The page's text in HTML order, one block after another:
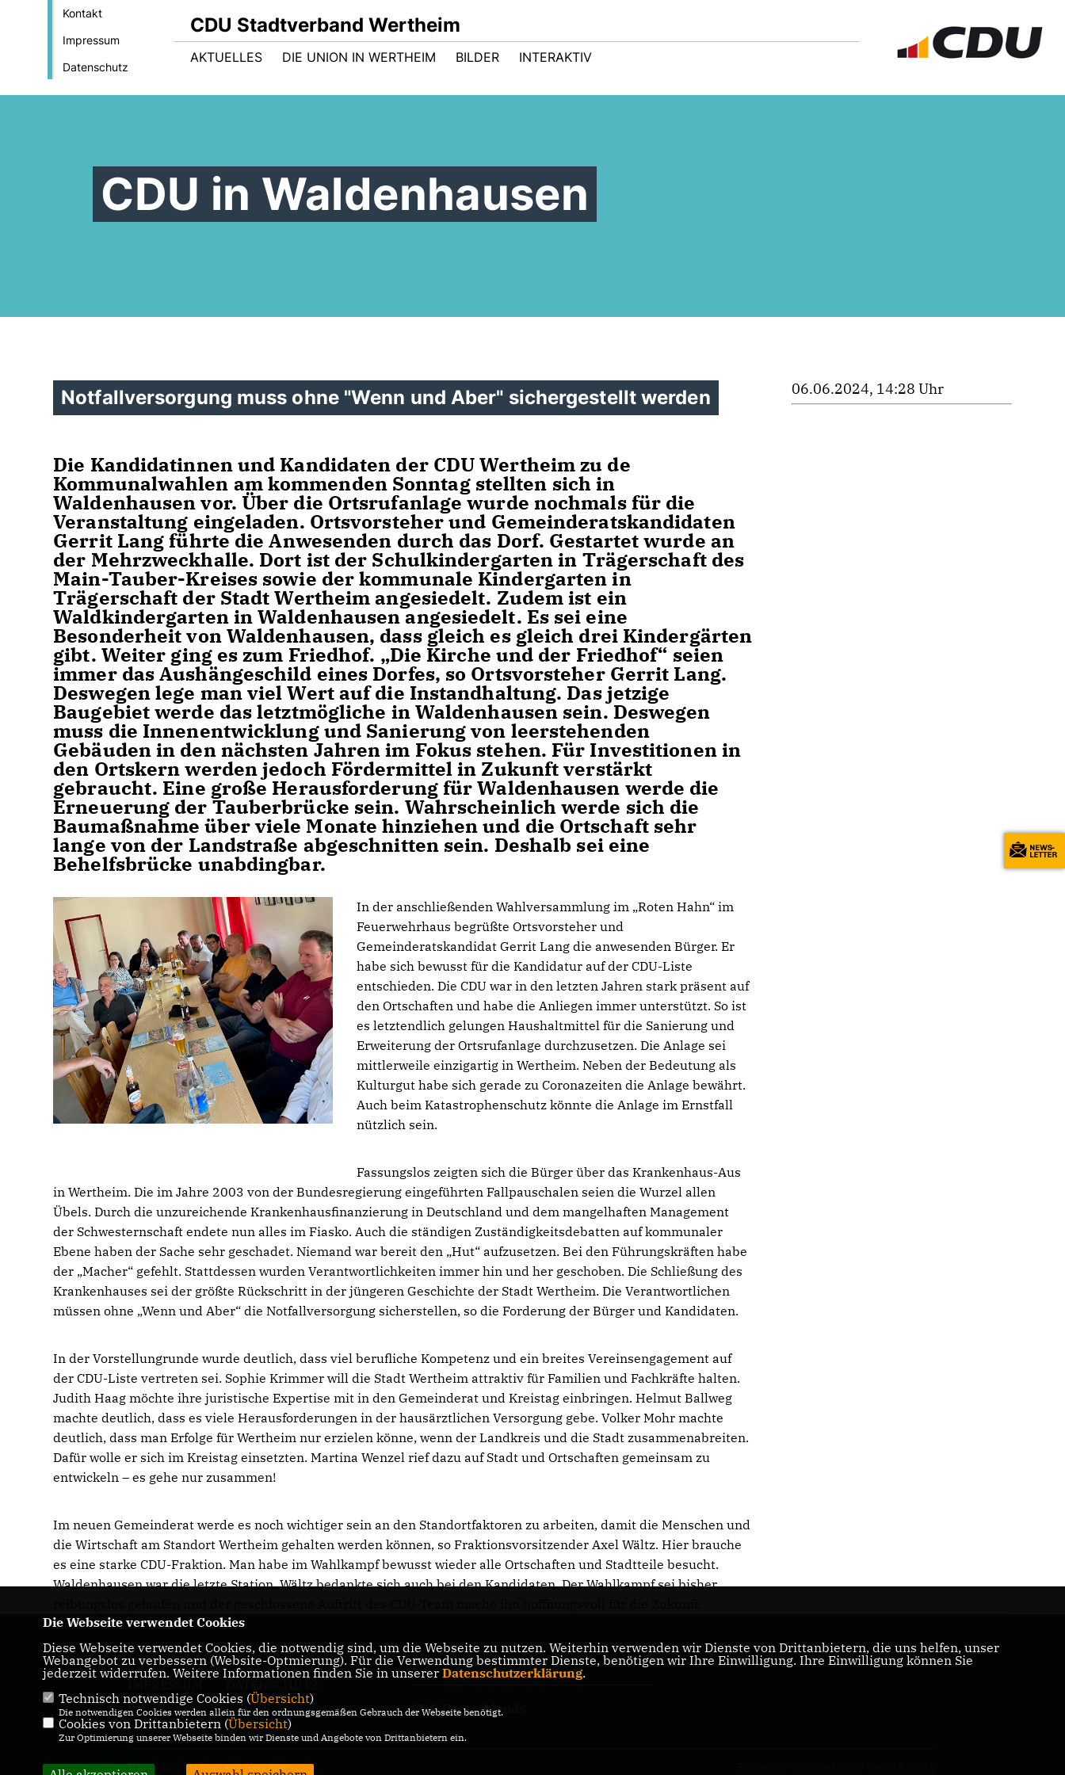
Kontakt
Impressum
Datenschutz
CDU Stadtverband Wertheim
AKTUELLES DIE UNION IN WERTHEIM BILDER INTERAKTIV
CDU in Waldenhausen
Notfallversorgung muss ohne "Wenn und Aber" sichergestellt werden
Die Kandidatinnen und Kandidaten der CDU Wertheim zu de
Kommunalwahlen am kommenden Sonntag stellten sich in
Waldenhausen vor. Über die Ortsrufanlage wurde nochmals für die
Veranstaltung eingeladen. Ortsvorsteher und Gemeinderatskandidaten
Gerrit Lang führte die Anwesenden durch das Dorf. Gestartet wurde an
der Mehrzweckhalle. Dort ist der Schulkindergarten in Trägerschaft des
Main-Tauber-Kreises sowie der kommunale Kindergarten in
Trägerschaft der Stadt Wertheim angesiedelt. Zudem ist ein
Waldkindergarten in Waldenhausen angesiedelt. Es sei eine
Besonderheit von Waldenhausen, dass gleich es gleich drei Kindergärten
gibt. Weiter ging es zum Friedhof. „Die Kirche und der Friedhof“ seien
immer das Aushängeschild eines Dorfes, so Ortsvorsteher Gerrit Lang.
Deswegen lege man viel Wert auf die Instandhaltung. Das jetzige
Baugebiet werde das letztmögliche in Waldenhausen sein. Deswegen
muss die Innenentwicklung und Sanierung von leerstehenden
Gebäuden in den nächsten Jahren im Fokus stehen. Für Investitionen in
den Ortskern werden jedoch Fördermittel in Zukunft verstärkt
gebraucht. Eine große Herausforderung für Waldenhausen werde die
Erneuerung der Tauberbrücke sein. Wahrscheinlich werde sich die
Baumaßnahme über viele Monate hinziehen und die Ortschaft sehr
lange von der Landstraße abgeschnitten sein. Deshalb sei eine
Behelfsbrücke unabdingbar.
In der anschließenden Wahlversammlung im „Roten Hahn“ im
Feuerwehrhaus begrüßte Ortsvorsteher und
Gemeinderatskandidat Gerrit Lang die anwesenden Bürger. Er
habe sich bewusst für die Kandidatur auf der CDU-Liste
entschieden. Die CDU war in den letzten Jahren stark präsent auf
den Ortschaften und habe die Anliegen immer unterstützt. So ist
es letztendlich gelungen Haushaltmittel für die Sanierung und
Erweiterung der Ortsrufanlage durchzusetzen. Die Anlage sei
mittlerweile einzigartig in Wertheim. Neben der Bedeutung als
Kulturgut habe sich gerade zu Coronazeiten die Anlage bewährt.
Auch beim Katastrophenschutz könnte die Anlage im Ernstfall
nützlich sein.
Fassungslos zeigten sich die Bürger über das Krankenhaus-Aus
in Wertheim. Die im Jahre 2003 von der Bundesregierung eingeführten Fallpauschalen seien die Wurzel allen
Übels. Durch die unzureichende Krankenhausfinanzierung in Deutschland und dem mangelhaften Management
der Schwesternschaft endete nun alles im Fiasko. Auch die ständigen Zuständigkeitsdebatten auf kommunaler
Ebene haben der Sache sehr geschadet. Niemand war bereit den „Hut“ aufzusetzen. Bei den Führungskräften habe
der „Macher“ gefehlt. Stattdessen wurden Verantwortlichkeiten immer hin und her geschoben. Die Schließung des
Krankenhauses sei der größte Rückschritt in der jüngeren Geschichte der Stadt Wertheim. Die Verantwortlichen
müssen ohne „Wenn und Aber“ die Notfallversorgung sicherstellen, so die Forderung der Bürger und Kandidaten.
In der Vorstellungrunde wurde deutlich, dass viel berufliche Kompetenz und ein breites Vereinsengagement auf
der CDU-Liste vertreten sei. Sophie Krimmer will die Stadt Wertheim attraktiv für Familien und Fachkräfte halten.
Judith Haag möchte ihre juristische Expertise mit in den Gemeinderat und Kreistag einbringen. Helmut Ballweg
machte deutlich, dass es viele Herausforderungen in der hausärztlichen Versorgung gebe. Volker Mohr machte
deutlich, dass man Erfolge für Wertheim nur erzielen könne, wenn der Landkreis und die Stadt zusammenabreiten.
Dafür wolle er sich im Kreistag einsetzten. Martina Wenzel rief dazu auf Stadt und Ortschaften gemeinsam zu
entwickeln – es gehe nur zusammen!
Im neuen Gemeinderat werde es noch wichtiger sein an den Standortfaktoren zu arbeiten, damit die Menschen und
die Wirtschaft am Standort Wertheim gehalten werden können, so Fraktionsvorsitzender Axel Wältz. Hier brauche
es eine starke CDU-Fraktion. Man habe im Wahlkampf bewusst wieder alle Ortschaften und Stadtteile besucht.
Waldenhausen war die letzte Station. Wältz bedankte sich auch bei den Kandidaten. Der Wahlkampf sei bisher
06.06.2024, 14:28 Uhr
Homepage der CDU Wertheim
KONTAKT
CDU Baden-Württemberg
CDU Deutschlands
© 2026 CDU Stadtverband Wertheim
Die Webseite verwendet Cookies
Diese Webseite verwendet Cookies, die notwendig sind, um die Webseite zu nutzen. Weiterhin verwenden wir Dienste von Drittanbietern, die uns helfen, unser
Webangebot zu verbessern (Website-Optmierung). Für die Verwendung bestimmter Dienste, benötigen wir Ihre Einwilligung. Ihre Einwilligung können Sie
jederzeit widerrufen. Weitere Informationen finden Sie in unserer Datenschutzerklärung.
Technisch notwendige Cookies (Übersicht)
Die notwendigen Cookies werden allein für den ordnungsgemäßen Gebrauch der Webseite benötigt.
Cookies von Drittanbietern (Übersicht)
Zur Optimierung unserer Webseite binden wir Dienste und Angebote von Drittanbietern ein.